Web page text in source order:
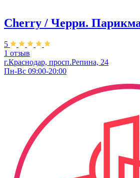
Cherry / Черри.
5
1 отзыв
г.Краснодар, просп.Репина, 24
Пн-Вс 09:00-20:00